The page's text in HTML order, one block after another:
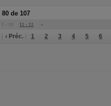
80 de 107
1 - 10 11 - 11 »
‹ Préc. 1 2 3 4 5 6